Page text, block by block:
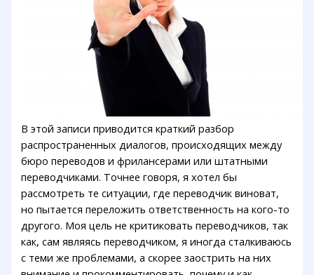
В этой записи приводится краткий разбор
распространенных диалогов, происходящих между
бюро переводов и фрилансерами или штатными
переводчиками. Точнее говоря, я хотел бы
рассмотреть те ситуации, где переводчик виноват,
но пытается переложить ответственность на кого-то
другого. Моя цель не критиковать переводчиков, так
как, сам являясь переводчиком, я иногда сталкиваюсь
с теми же проблемами, а скорее заострить на них